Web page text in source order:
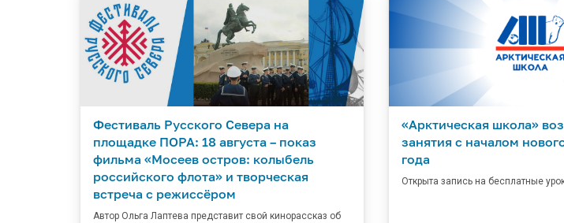
Фестиваль Русского Севера на
площадке ПОРА: 18 августа – показ
фильма «Мосеев остров: колыбель
российского флота» и творческая
встреча с режиссёром
Автор Ольга Лаптева представит свой кинорассказ об
«Арктическая школа»
занятия с началом
года
Открыта запись на бесплатные